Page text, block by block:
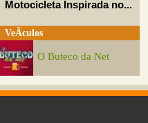
Motocicleta Inspirada no...
VeÃ­culos
O Buteco da Net